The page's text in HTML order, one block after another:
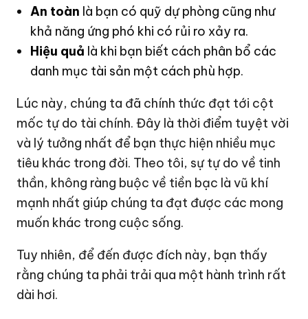
An toàn là bạn có quỹ dự phòng cũng như
khả năng ứng phó khi có rủi ro xảy ra.
Hiệu quả là khi bạn biết cách phân bổ các
danh mục tài sản một cách phù hợp.
Lúc này, chúng ta đã chính thức đạt tới cột
mốc tự do tài chính. Đây là thời điểm tuyệt vời
và lý tưởng nhất để bạn thực hiện nhiều mục
tiêu khác trong đời. Theo tôi, sự tự do về tinh
thần, không ràng buộc về tiền bạc là vũ khí
mạnh nhất giúp chúng ta đạt được các mong
muốn khác trong cuộc sống.
Tuy nhiên, để đến được đích này, bạn thấy
rằng chúng ta phải trải qua một hành trình rất
dài hơi.